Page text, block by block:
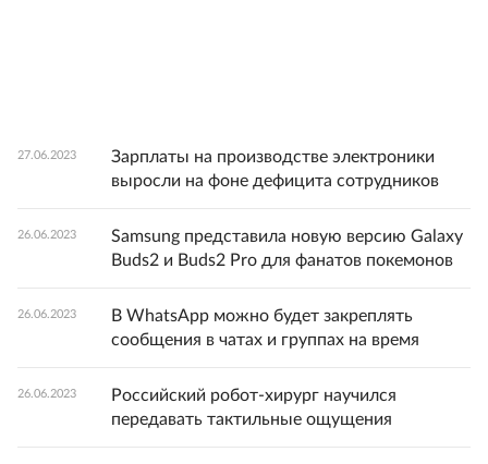
27.06.2023
Зарплаты на производстве электроники
выросли на фоне дефицита сотрудников
26.06.2023
Samsung представила новую версию Galaxy
Buds2 и Buds2 Pro для фанатов покемонов
26.06.2023
В WhatsApp можно будет закреплять
сообщения в чатах и группах на время
26.06.2023
Российский робот-хирург научился
передавать тактильные ощущения